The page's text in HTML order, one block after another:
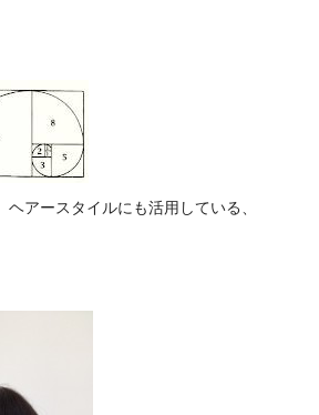
ヘアースタイルにも活用している、